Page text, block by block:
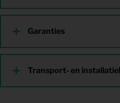
Garanties
Transport- en